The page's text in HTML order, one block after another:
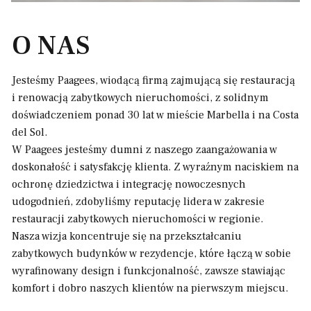
O NAS
Jesteśmy Paagees, wiodącą firmą zajmującą się restauracją
i renowacją zabytkowych nieruchomości, z solidnym
doświadczeniem ponad 30 lat w mieście Marbella i na Costa
del Sol.
W Paagees jesteśmy dumni z naszego zaangażowania w
doskonałość i satysfakcję klienta. Z wyraźnym naciskiem na
ochronę dziedzictwa i integrację nowoczesnych
udogodnień, zdobyliśmy reputację lidera w zakresie
restauracji zabytkowych nieruchomości w regionie.
Nasza wizja koncentruje się na przekształcaniu
zabytkowych budynków w rezydencje, które łączą w sobie
wyrafinowany design i funkcjonalność, zawsze stawiając
komfort i dobro naszych klientów na pierwszym miejscu.